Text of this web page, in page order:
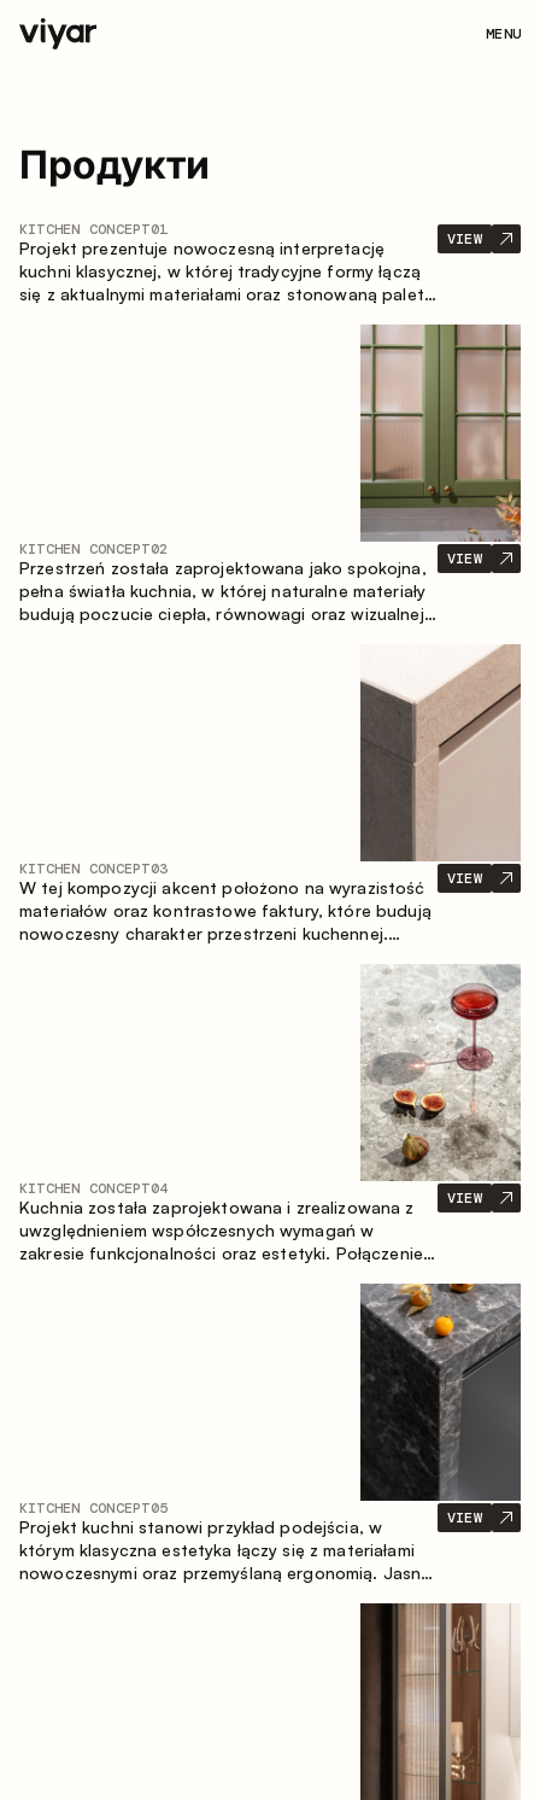
MENU
Продукти
KITCHEN CONCEPT01
Projekt prezentuje nowoczesną interpretację
kuchni klasycznej, w której tradycyjne formy łączą
się z aktualnymi materiałami oraz stonowaną paletą
kompozycja zabudowy tworzy komfortową i
VIEW
KITCHEN CONCEPT02
Przestrzeń została zaprojektowana jako spokojna,
pełna światła kuchnia, w której naturalne materiały
budują poczucie ciepła, równowagi oraz wizualnej
VIEW
KITCHEN CONCEPT03
W tej kompozycji akcent położono na wyrazistość
materiałów oraz kontrastowe faktury, które budują
nowoczesny charakter przestrzeni kuchennej.
nasyconą, taktylną kompozycję, w której każdy
VIEW
KITCHEN CONCEPT04
Kuchnia została zaprojektowana i zrealizowana z
uwzględnieniem współczesnych wymagań w
zakresie funkcjonalności oraz estetyki. Połączenie
VIEW
KITCHEN CONCEPT05
Projekt kuchni stanowi przykład podejścia, w
którym klasyczna estetyka łączy się z materiałami
nowoczesnymi oraz przemyślaną ergonomią. Jasna
VIEW